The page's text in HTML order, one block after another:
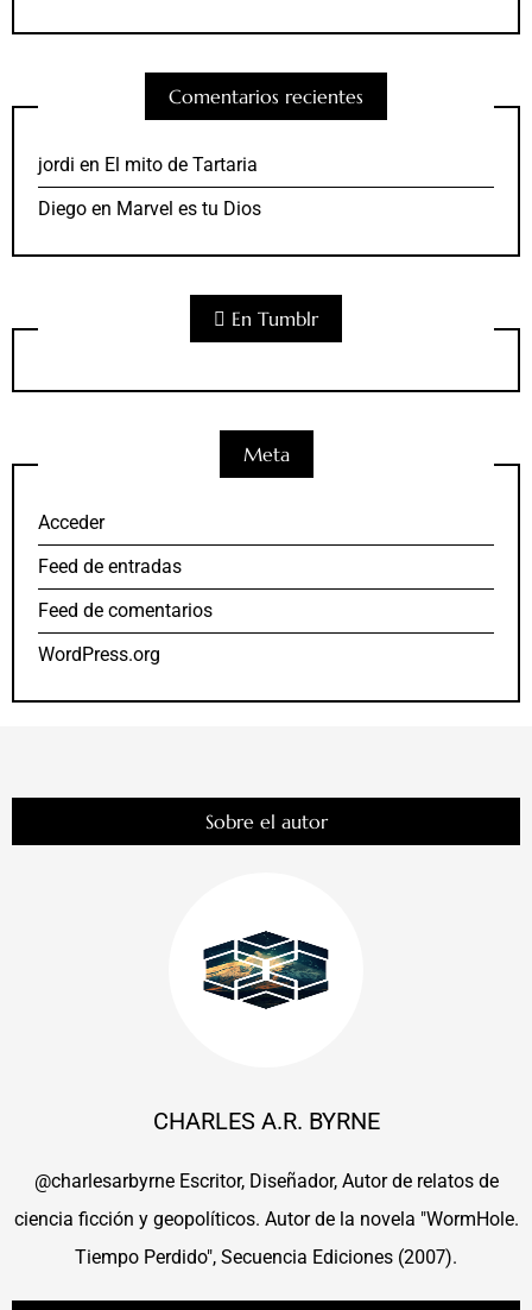
Comentarios recientes
jordi en El mito de Tartaria
Diego en Marvel es tu Dios
En Tumblr
Meta
Acceder
Feed de entradas
Feed de comentarios
WordPress.org
Sobre el autor
CHARLES A.R. BYRNE
@charlesarbyrne Escritor, Diseñador, Autor de relatos de
ciencia ficción y geopolíticos. Autor de la novela "WormHole.
Tiempo Perdido", Secuencia Ediciones (2007).